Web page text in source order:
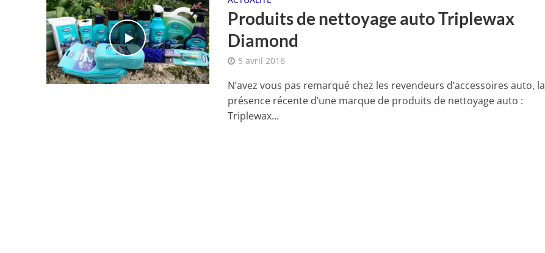
Produits de nettoyage auto Triplewax
Diamond
5 avril 2016
N’avez vous pas remarqué chez les revendeurs d’accessoires auto, la
présence récente d’une marque de produits de nettoyage auto :
Triplewax...